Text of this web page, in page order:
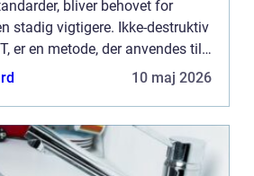
bliver behovet for
stadig vigtigere. Ikke-destruktiv
er en metode, der anvendes til
ved et materiale, ...
10 maj 2026